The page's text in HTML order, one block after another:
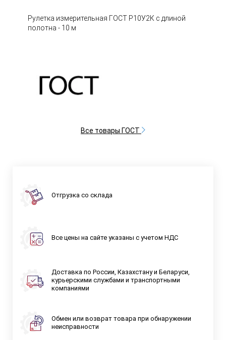
Рулетка измерительная ГОСТ Р10У2К с длиной
полотна - 10 м
Все товары ГОСТ
Отгрузка со склада
Все цены на сайте указаны с учетом НДС
Доставка по России, Казахстану и Беларуси,
курьерскими службами и транспортными
компаниями
Обмен или возврат товара при обнаружении
неисправности